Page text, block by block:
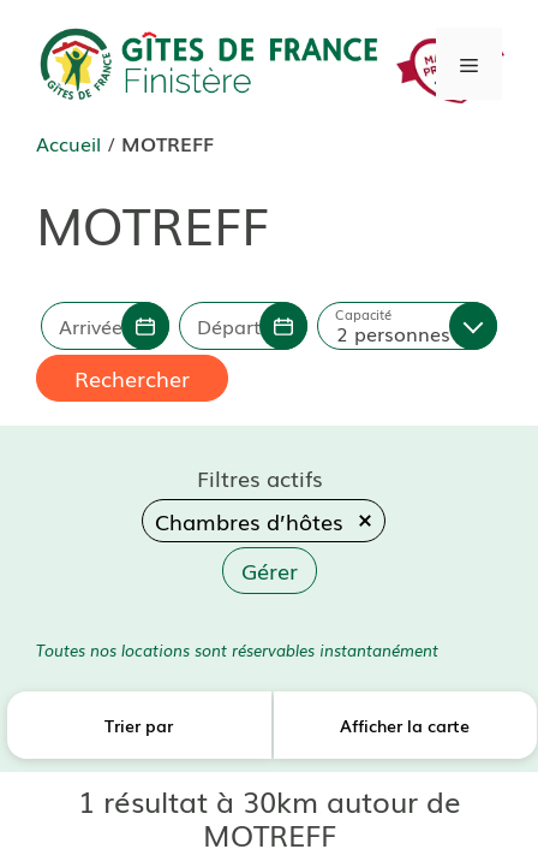
contenu
Menu
Accueil / MOTREFF
MOTREFF
Arrivée Départ 2 personnes
Capacité
Rechercher
Filtres actifs
Chambres d’hôtes
Gérer
Toutes nos locations sont réservables instantanément
1 résultat à 30km autour de
MOTREFF
Trier par Afficher la carte